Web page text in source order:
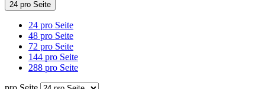
24 pro Seite
24 pro Seite
48 pro Seite
72 pro Seite
144 pro Seite
288 pro Seite